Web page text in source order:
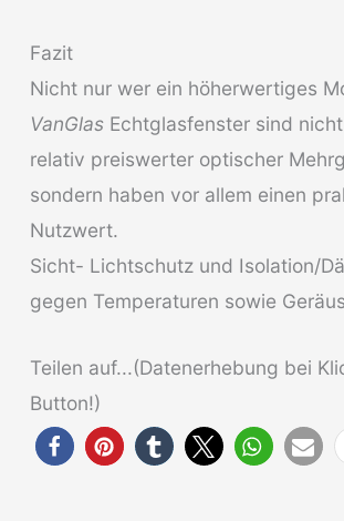
Fazit
Nicht nur wer ein höherwertiges
VanGlasEchtglasfenster sind
relativ preiswerter optischer
sondern haben vor allem einen
Nutzwert.
Sicht- Lichtschutz und Isolation/
gegen Temperaturen sowie
Teilen auf...(Datenerhebung bei
Button!)